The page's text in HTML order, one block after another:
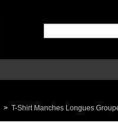
> T-Shirt Manches Longues